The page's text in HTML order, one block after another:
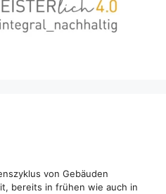
von Gebäuden
bereits in frühen wie auch in